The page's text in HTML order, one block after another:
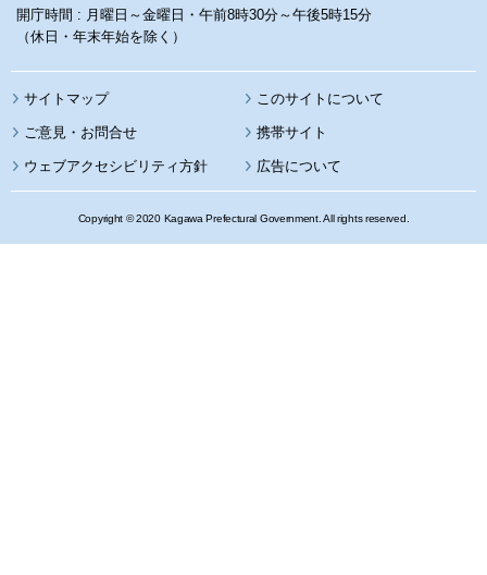
開庁時間 : 月曜日～金曜日・午前8時30分～午後5時15分
（休日・年末年始を除く）
サイトマップ このサイトについて
携帯サイト
ウェブアクセシビリティ方針 広告について
Copyright © 2020 Kagawa Prefectural Government. All rights reserved.